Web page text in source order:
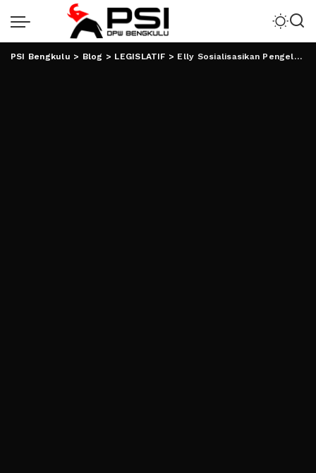
PSI Bengkulu > Blog > LEGISLATIF > Elly Sosialisasikan Pengelolaan Biji Kakao